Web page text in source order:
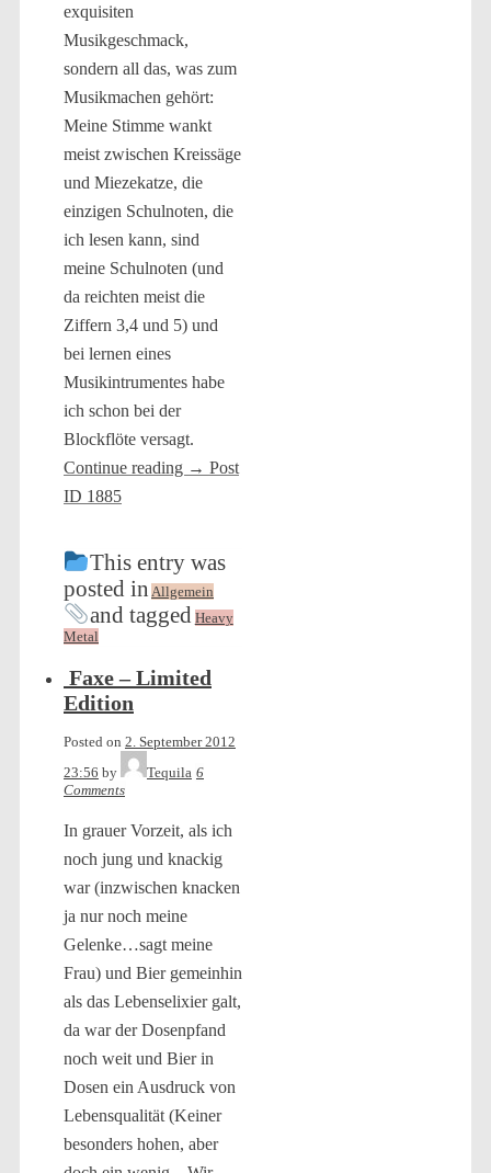
exquisiten
Musikgeschmack,
sondern all das, was zum
Musikmachen gehört:
Meine Stimme wankt
meist zwischen Kreissäge
und Miezekatze, die
einzigen Schulnoten, die
ich lesen kann, sind
meine Schulnoten (und
da reichten meist die
Ziffern 3,4 und 5) und
bei lernen eines
Musikintrumentes habe
ich schon bei der
Blockflöte versagt.
Continue reading → Post
ID 1885
This entry was
posted in Allgemein
and tagged Heavy
Metal
Faxe – Limited
Edition
Posted on 2. September 2012
23:56 by Tequila 6
Comments
In grauer Vorzeit, als ich
noch jung und knackig
war (inzwischen knacken
ja nur noch meine
Gelenke…sagt meine
Frau) und Bier gemeinhin
als das Lebenselixier galt,
da war der Dosenpfand
noch weit und Bier in
Dosen ein Ausdruck von
Lebensqualität (Keiner
besonders hohen, aber